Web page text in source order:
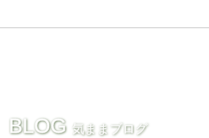
BLOG 気ままブログ